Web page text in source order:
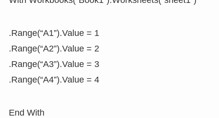
.Range(“A1”).Value = 1
.Range(“A2”).Value = 2
.Range(“A3”).Value = 3
.Range(“A4”).Value = 4
End With